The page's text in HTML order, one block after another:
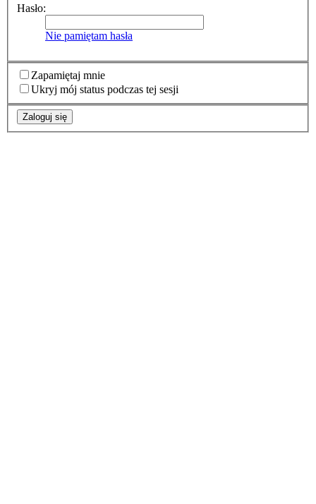
Hasło:
Nie pamiętam hasła
Zapamiętaj mnie
Ukryj mój status podczas tej sesji